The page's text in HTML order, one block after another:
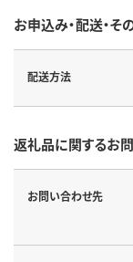
お申込み・配送・そ
配送方法
返礼品に関するお
お問い合わせ先